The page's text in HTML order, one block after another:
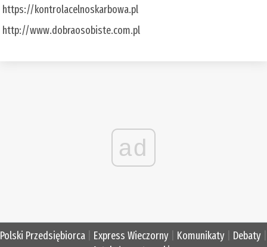
https://kontrolacelnoskarbowa.pl
http://www.dobraosobiste.com.pl
ad
Polski Przedsiębiorca Express Wieczorny Komunikaty Debaty